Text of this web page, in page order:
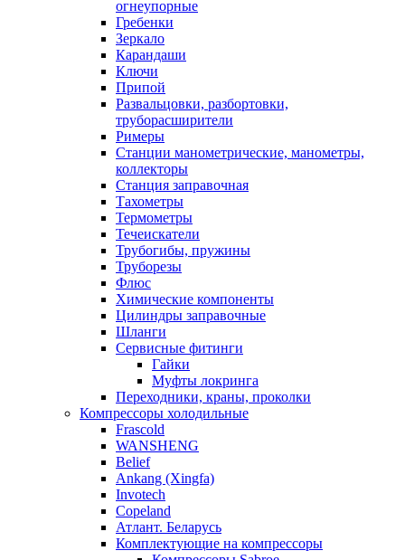
огнеупорные
Гребенки
Зеркало
Карандаши
Ключи
Припой
Развальцовки, разбортовки,
труборасширители
Римеры
Станции манометрические, манометры,
коллекторы
Станция заправочная
Тахометры
Термометры
Течеискатели
Трубогибы, пружины
Труборезы
Флюс
Химические компоненты
Цилиндры заправочные
Шланги
Сервисные фитинги
Гайки
Муфты локринга
Переходники, краны, проколки
Компрессоры холодильные
Frascold
WANSHENG
Belief
Ankang (Xingfa)
Invotech
Copeland
Атлант. Беларусь
Комплектующие на компрессоры